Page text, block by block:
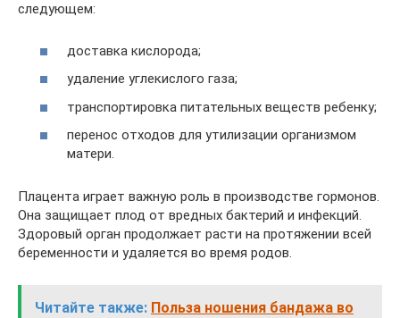
следующем:
доставка кислорода;
удаление углекислого газа;
транспортировка питательных веществ ребенку;
перенос отходов для утилизации организмом
матери.
Плацента играет важную роль в производстве гормонов.
Она защищает плод от вредных бактерий и инфекций.
Здоровый орган продолжает расти на протяжении всей
беременности и удаляется во время родов.
Читайте также: Польза ношения бандажа во